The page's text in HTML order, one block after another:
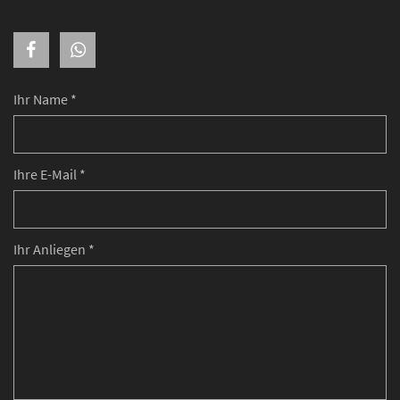
Ihr Name *
Ihre E-Mail *
Ihr Anliegen *